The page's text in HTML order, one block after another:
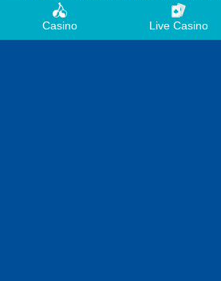
Casino Live Casino
company registration number C97366 and a
Office, The George, Ball Street, Paceville, St
Prozone Limited is operating under the